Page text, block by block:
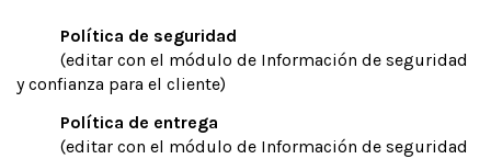
Política de seguridad
(editar con el módulo de Información de seguridad
y confianza para el cliente)
Política de entrega
(editar con el módulo de Información de seguridad